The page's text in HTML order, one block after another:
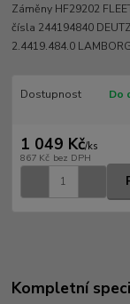
Záměny HF29202
čísla 244194840
2.4419.484.0
Dostupnost Do
1 049 Kč/ks
867 Kč bez DPH
Kompletní